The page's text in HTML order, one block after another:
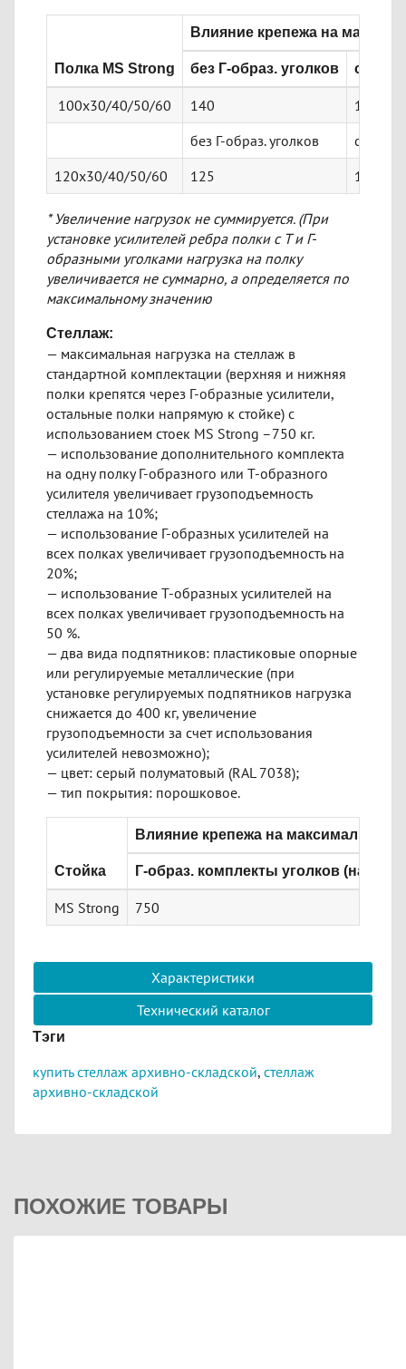
Полка MS Strong
Влияние крепежа на
без Г-образ. уголков с Г-
100х30/40/50/60 140
161
без Г-образ. уголков
с Г-
120х30/40/50/60
125 145
* Увеличение нагрузок не суммируется. (При
установке усилителей ребра полки с Т и Г-
образными уголками нагрузка на полку
увеличивается не суммарно, а определяется по
максимальному значению
Стеллаж:
— максимальная нагрузка на стеллаж в
стандартной комплектации (верхняя и нижняя
полки крепятся через Г-образные усилители,
остальные полки напрямую к стойке) с
использованием стоек MS Strong –750 кг.
— использование дополнительного комплекта
на одну полку Г-образного или Т-образного
усилителя увеличивает грузоподъемность
стеллажа на 10%;
— использование Г-образных усилителей на
всех полках увеличивает грузоподъемность на
20%;
— использование Т-образных усилителей на
всех полках увеличивает грузоподъемность на
50 %.
— два вида подпятников: пластиковые опорные
или регулируемые металлические (при
установке регулируемых подпятников нагрузка
снижается до 400 кг, увеличение
грузоподъемности за счет использования
усилителей невозможно);
— цвет: серый полуматовый (RAL 7038);
— тип покрытия: порошковое.
Стойка
Влияние крепежа на максимальную
Г-образ. комплекты уголков (на
MS Strong 750
Характеристики
Технический каталог
Тэги
купить стеллаж архивно-складской, стеллаж
архивно-складской
ПОХОЖИЕ ТОВАРЫ